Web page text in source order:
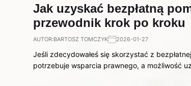
Jak uzyskać bezpłatną
przewodnik krok po kroku
AUTOR:BARTOSZ TOMCZYK 2026-01-27
Jeśli zdecydowałeś się skorzystać z
potrzebuje wsparcia prawnego, a możliwość